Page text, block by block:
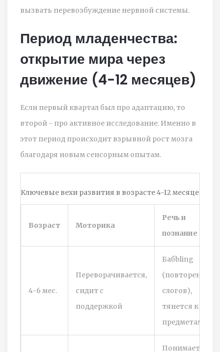
вызвать перевозбуждение нервной системы.
Период младенчества:
открытие мира через
движение (4-12 месяцев)
Если первый квартал был про адаптацию, то
второй - про активное исследование. Именно в
этот период происходит взрывной рост мозга
благодаря новым сенсорным опытам.
Ключевые вехи развития в возрасте 4-12 месяцев
Возраст Моторика
Речь и
познание
4-6 мес.
Переворачивается,
сидит с
поддержкой
Бабbling
(повторение
слогов),
тянется к
предметам
Понимает